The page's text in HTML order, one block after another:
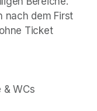
nach dem First
Ticket
& WCs